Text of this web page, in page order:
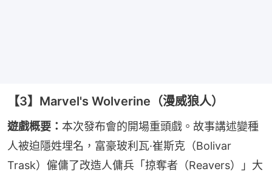
【3】Marvel's Wolverine（漫威狼人）
遊戲概要： 本次發布會的開場重頭戲。故事講述變種
人被迫隱姓埋名，富豪玻利瓦·崔斯克（Bolivar
Trask）僱傭了改造人傭兵「掠奪者（Reavers）」大